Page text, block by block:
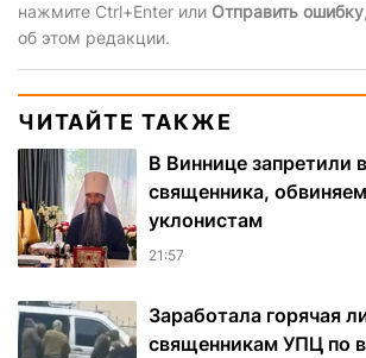
нажмите Ctrl+Enter или Отправить ошибку
об этом редакции.
ЧИТАЙТЕ ТАКЖЕ
В Виннице запретили
священника,
уклонистам
21:57
Заработала горячая
священникам УПЦ по